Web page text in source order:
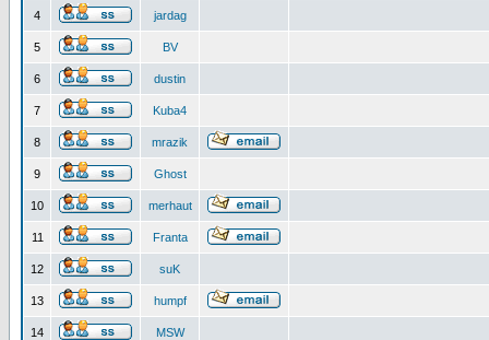
4 jardag
5 BV
6 dustin
7 Kuba4
8 mrazik
9 Ghost
10 merhaut
11 Franta
12 suK
13 humpf
14 MSW